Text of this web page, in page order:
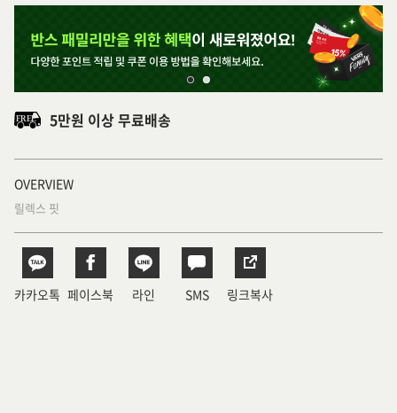
5만원 이상 무료배송
OVERVIEW
릴렉스 핏
카카오톡 페이스북 라인 SMS 링크복사